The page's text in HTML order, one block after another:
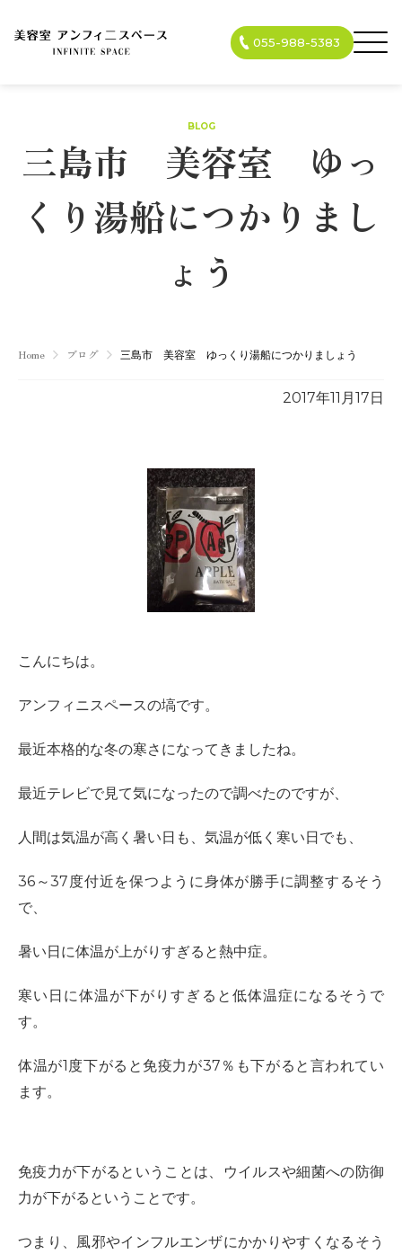
055-988-5383
BLOG
三島市 美容室 ゆっ
くり湯船につかりまし
ょう
Home ブログ 三島市 美容室 ゆっくり湯船につかりましょう
2017年11月17日
こんにちは。
アンフィニスペースの塙です。
最近本格的な冬の寒さになってきましたね。
最近テレビで見て気になったので調べたのですが、
人間は気温が高く暑い日も、気温が低く寒い日でも、
36～37度付近を保つように身体が勝手に調整するそう
で、
暑い日に体温が上がりすぎると熱中症。
寒い日に体温が下がりすぎると低体温症になるそうで
す。
体温が1度下がると免疫力が37％も下がると言われてい
ます。
免疫力が下がるということは、ウイルスや細菌への防御
力が下がるということです。
つまり、風邪やインフルエンザにかかりやすくなるそう